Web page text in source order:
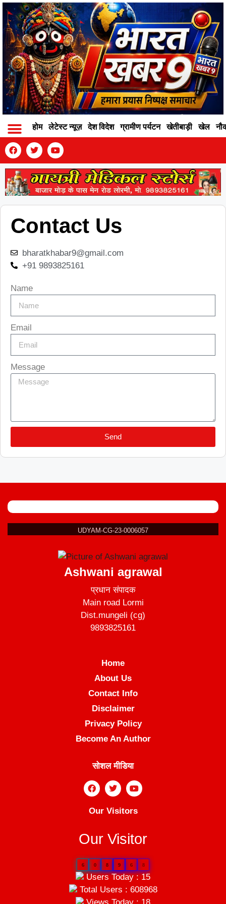
होम लेटेस्ट न्यूज़ देश विदेश ग्रामीण पर्यटन खेतीबाड़ी खेल
Contact Us
bharatkhabar9@gmail.com
+91 9893825161
Name
Email
Message
Send
UDYAM-CG-23-0006057
Ashwani agrawal
प्रधान संपादक
Main road Lormi
Dist.mungeli (cg)
9893825161
Home
About Us
Contact Info
Disclaimer
Privacy Policy
Become An Author
सोशल मीडिया
Our Visitors
Our Visitor
6 0 8 9 6 8
Users Today : 15
Total Users : 608968